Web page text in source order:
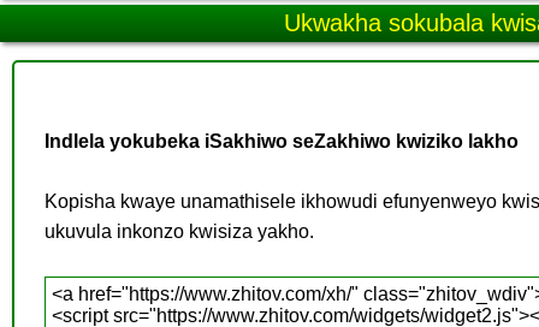
Ukwakha sokubala
Indlela yokubeka iSakhiwo seZakhiwo kwiziko lakho
Kopisha kwaye unamathisele ikhowudi efunyenweyo
ukuvula inkonzo kwisiza yakho.